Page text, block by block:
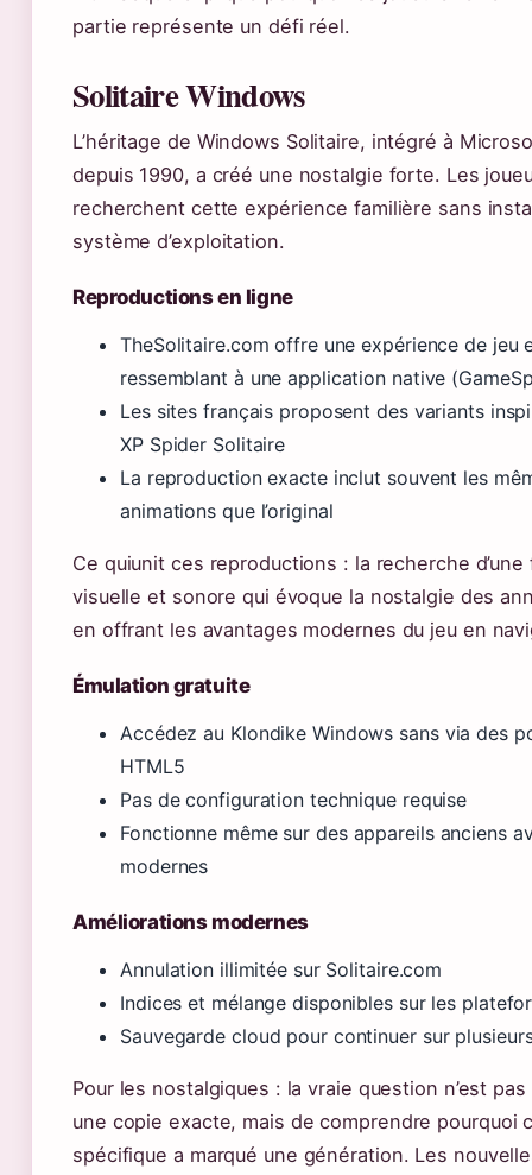
partie représente un défi réel.
Solitaire Windows
L’héritage de Windows Solitaire, intégré à
depuis 1990, a créé une nostalgie forte. Les
recherchent cette expérience familière sans
système d’exploitation.
Reproductions en ligne
TheSolitaire.com offre une expérience de jeu
ressemblant à une application native
Les sites français proposent des variants
XP Spider Solitaire
La reproduction exacte inclut souvent les
animations que l’original
Ce quiunit ces reproductions : la recherche
visuelle et sonore qui évoque la nostalgie des
en offrant les avantages modernes du jeu en
Émulation gratuite
Accédez au Klondike Windows sans via des
HTML5
Pas de configuration technique requise
Fonctionne même sur des appareils anciens
modernes
Améliorations modernes
Annulation illimitée sur Solitaire.com
Indices et mélange disponibles sur les
Sauvegarde cloud pour continuer sur
Pour les nostalgiques : la vraie question n’est
une copie exacte, mais de comprendre pourquoi
spécifique a marqué une génération. Les